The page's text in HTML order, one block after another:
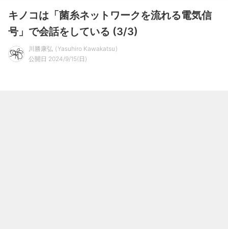
キノコは「菌糸ネットワークを流れる電気信
号」で会話をしている (3/3)
川勝康弘
Yasuhiro Kawakatsu
公開日 2024/9/15(日)